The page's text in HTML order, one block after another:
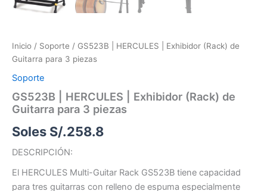
Inicio / Soporte / GS523B | HERCULES | Exhibidor (Rack) de
Guitarra para 3 piezas
Soporte
GS523B | HERCULES | Exhibidor (Rack) de
Guitarra para 3 piezas
Soles S/.258.8
DESCRIPCIÓN:
El HERCULES Multi-Guitar Rack GS523B tiene capacidad
para tres guitarras con relleno de espuma especialmente